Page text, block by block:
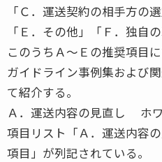
「Ｃ．運送契約の相手方の
「Ｅ．その他」「Ｆ．独自の
このうちＡ〜Ｅの推奨項目
ガイドライン事例集および
て紹介する。
Ａ．運送内容の見直し ホ
項目リスト「Ａ．運送内容
項目」が列記されている。